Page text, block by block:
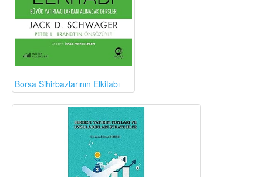
Borsa Sihirbazlarının Elkitabı